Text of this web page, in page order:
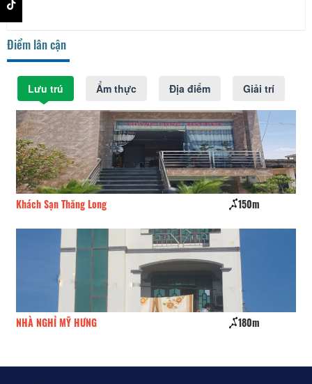
Điểm lân cận
Lưu trú Ẩm thực Địa điểm Giải trí
Khách Sạn Thăng Long 150m
NHÀ NGHỈ MỸ HƯNG 180m